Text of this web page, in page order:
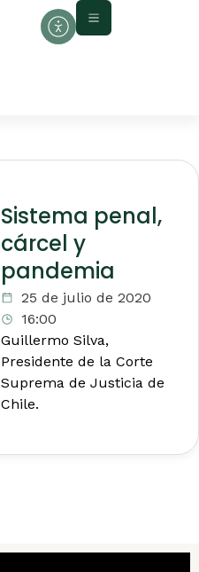
Sistema penal,
cárcel y
pandemia
25 de julio de 2020
16:00
Guillermo Silva,
Presidente de la Corte
Suprema de Justicia de
Chile.